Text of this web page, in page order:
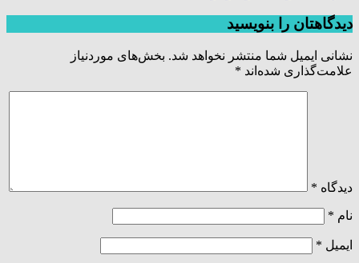
دیدگاهتان را بنویسید
نشانی ایمیل شما منتشر نخواهد شد. بخش‌های موردنیاز
علامت‌گذاری شده‌اند *
دیدگاه *
نام *
ایمیل *